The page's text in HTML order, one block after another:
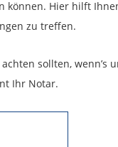
können. Hier hilft
zu treffen.
sollten, wenn’s
Ihr Notar.